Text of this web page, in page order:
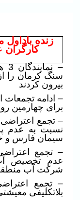
زنده
کارگران
– نمایندگان 3 هزار
سنگ کرمان را
بیرون کردند
– ادامه تجمعات
برای چهارمین
– تجمع اعتراضی
نسبت به عدم
سیمان فارس و
– تجمع
عدم تخصیص
شرکت آب
– تجمع
بلاتکلیفی